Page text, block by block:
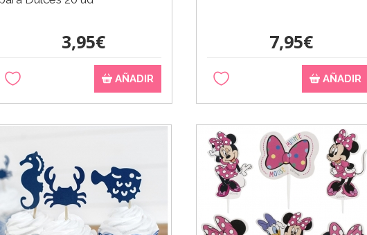
3,95€
AÑADIR
7,95€
AÑADIR